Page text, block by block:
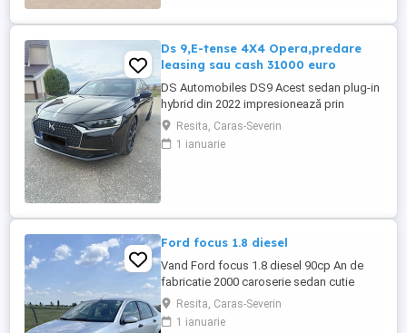
Ds 9,E-tense 4X4 Opera,predare
leasing sau cash 31000 euro
DS Automobiles DS9 Acest sedan plug-in
hybrid din 2022 impresionează prin
eleganță, tehnologie avansată și confort
de top. Vehiculul se remarcă prin dotări
premium și o experiență de condus
Resita, Caras-Severin
1 ianuarie
Ford focus 1.8 diesel
Vand Ford focus 1.8 diesel 90cp An de
fabricatie 2000 caroserie sedan cutie
manuala in cinci viteze Kilometraj 258.587
km, reali. Se poate trimite in privat raport
Resita, Caras-Severin
1 ianuarie